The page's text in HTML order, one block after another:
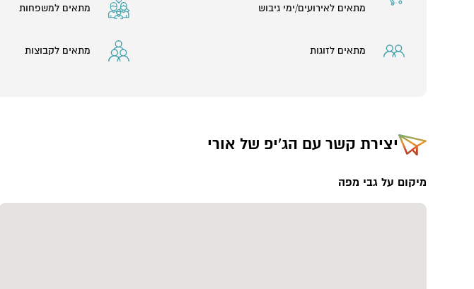
מתאים לאירועים/ימי גיבוש
מתאים לזוגות
מתאים למשפחות
מתאים לקבוצות
יצירת קשר עם הג'יפ של אורי
מיקום על גבי מפה